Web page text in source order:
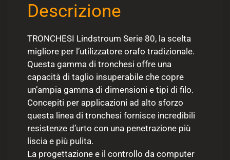
Descrizione
TRONCHESI Lindstroum Serie 80, la scelta
migliore per l’utilizzatore orafo tradizionale.
Questa gamma di tronchesi offre una
capacità di taglio insuperabile che copre
un’ampia gamma di dimensioni e tipi di filo.
Concepiti per applicazioni ad alto sforzo
questa linea di tronchesi fornisce incredibili
resistenze d’urto con una penetrazione più
liscia e più pulita.
La progettazione e il controllo da computer